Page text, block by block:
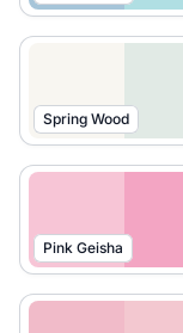
Spring Wood
Pink Geisha